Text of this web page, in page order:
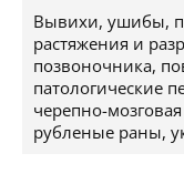
Вывихи, ушибы,
растяжения и
позвоночника,
патологические
черепно-
рубленые раны,